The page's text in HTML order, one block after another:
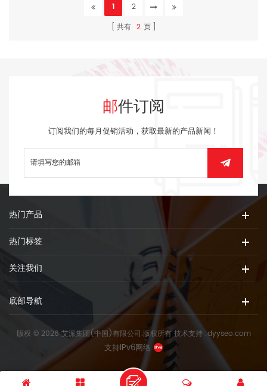
1
2
共有 2 页
邮件订阅
订阅我们的每月促销活动，获取最新的产品新闻！
热门产品
热门标签
关注我们
底部导航
版权 © 2026 艾派集团(中国)有限公司.版权所有技术支持 :dyyseo.com
支持IPv6网络